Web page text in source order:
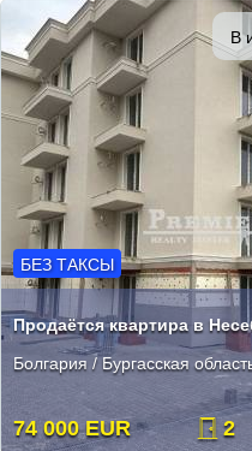
В
БЕЗ ТАКСЫ
Болгария / Бургасская
74 000 EUR 2